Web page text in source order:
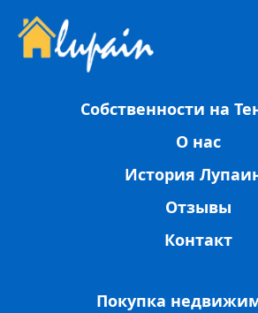
Собственности на
О нас
История
Отзывы
Контакт
Покупка